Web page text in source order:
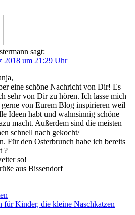
sagt:
2018 um 21:29 Uhr
eine schö­ne Nach­richt von Dir! Es
sehr von Dir zu hören. Ich las­se mich
von Eurem Blog inspi­rie­ren weil
Ideen habt und wahn­sin­nig schö­ne
macht. Außer­dem sind die meis­ten
schnell nach gekocht/
Für den Oster­brunch habe ich bereits
?
so!
aus Bissendorf
für Kinder, die kleine Naschkatzen